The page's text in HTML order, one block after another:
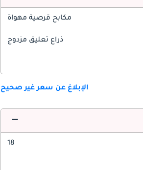
مكابح قرصية مهواة
ذراع تعليق مزدوج
الإبلاغ عن سعر غير صحيح
18